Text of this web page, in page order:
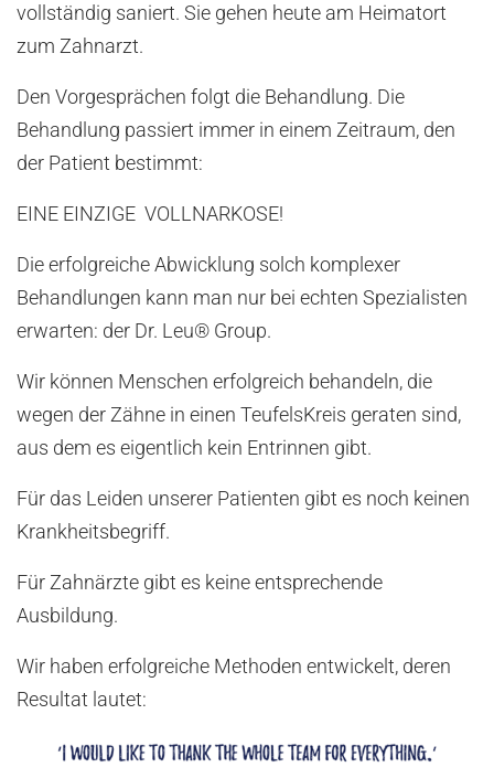
vollständig saniert. Sie gehen heute am Heimatort
zum Zahnarzt.
Den Vorgesprächen folgt die Behandlung. Die
Behandlung passiert immer in einem Zeitraum, den
der Patient bestimmt:
EINE EINZIGE VOLLNARKOSE!
Die erfolgreiche Abwicklung solch komplexer
Behandlungen kann man nur bei echten Spezialisten
erwarten: der Dr. Leu® Group.
Wir können Menschen erfolgreich behandeln, die
wegen der Zähne in einen TeufelsKreis geraten sind,
aus dem es eigentlich kein Entrinnen gibt.
Für das Leiden unserer Patienten gibt es noch keinen
Krankheitsbegriff.
Für Zahnärzte gibt es keine entsprechende
Ausbildung.
Wir haben erfolgreiche Methoden entwickelt, deren
Resultat lautet: